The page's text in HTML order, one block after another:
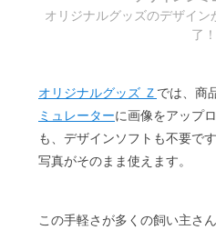
オリジナルグッズのデザイ
了！
オリジナルグッズ Ｚ では、商
ミュレーターに画像をアップ
も、デザインソフトも不要で
写真がそのまま使えます。
この手軽さが多くの飼い主さ